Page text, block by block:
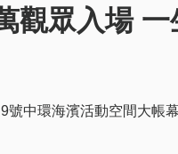
觀眾入場
號中環海濱活動空間大帳幕